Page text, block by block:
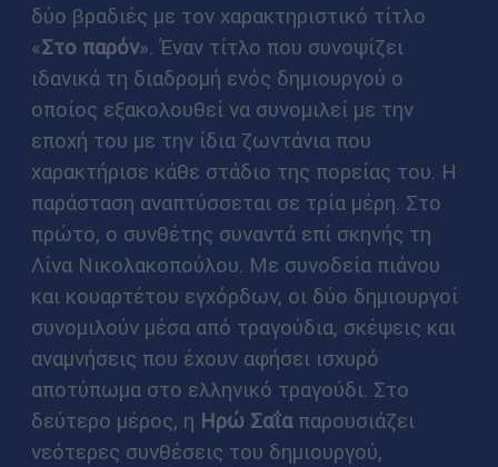
δύο βραδιές με τον χαρακτηριστικό τίτλο
«Στο παρόν». Έναν τίτλο που συνοψίζει
ιδανικά τη διαδρομή ενός δημιουργού ο
οποίος εξακολουθεί να συνομιλεί με την
εποχή του με την ίδια ζωντάνια που
χαρακτήρισε κάθε στάδιο της πορείας του. Η
παράσταση αναπτύσσεται σε τρία μέρη. Στο
πρώτο, ο συνθέτης συναντά επί σκηνής τη
Λίνα Νικολακοπούλου. Με συνοδεία πιάνου
και κουαρτέτου εγχόρδων, οι δύο δημιουργοί
συνομιλούν μέσα από τραγούδια, σκέψεις και
αναμνήσεις που έχουν αφήσει ισχυρό
αποτύπωμα στο ελληνικό τραγούδι. Στο
δεύτερο μέρος, η Ηρώ Σαΐαπαρουσιάζει
νεότερες συνθέσεις του δημιουργού,